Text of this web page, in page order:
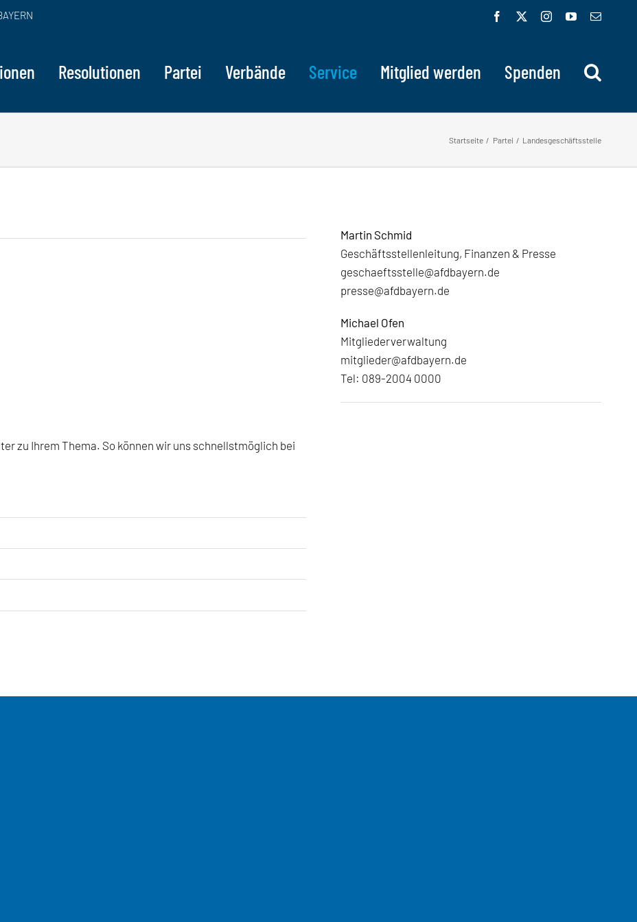
Facebook InstagramYouTube
E-
Resolutionen Partei Verbände Service Mitglied werden Spenden
Startseite Partei Landesgeschäftsstelle
zu Ihrem Thema. So können wir uns schnellstmöglich bei
Martin Schmid
Geschäftsstellenleitung, Finanzen & Presse
geschaeftsstelle@afdbayern.de
presse@afdbayern.de
Michael Ofen
Mitgliederverwaltung
mitglieder@afdbayern.de
Tel: 089-2004 0000